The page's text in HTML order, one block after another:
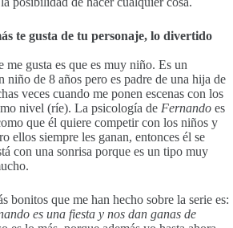
te gusta de tu personaje, lo divertido
gusta es que es muy niño. Es un
niño de 8 años pero es padre de una hija de
veces cuando me ponen escenas con los
nivel (ríe). La psicología de Fernando es
que él quiere competir con los niños y
ellos siempre les ganan, entonces él se
con una sonrisa porque es un tipo muy
bonitos que me han hecho sobre la serie es:
es una fiesta y nos dan ganas de